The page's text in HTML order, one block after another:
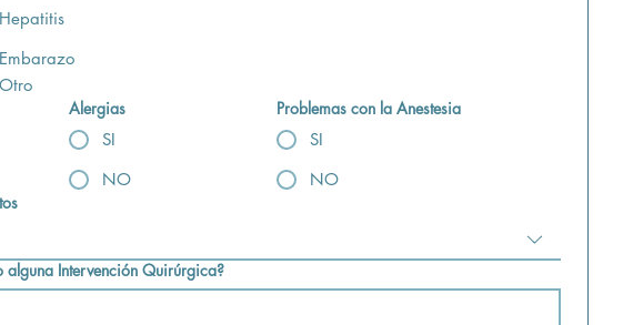
Hepatitis
Embarazo
Otro
Alergias
SI
NO
Problemas con la Anestesia
SI
NO
¿Tuvo alguna Intervención Quirúrgica?